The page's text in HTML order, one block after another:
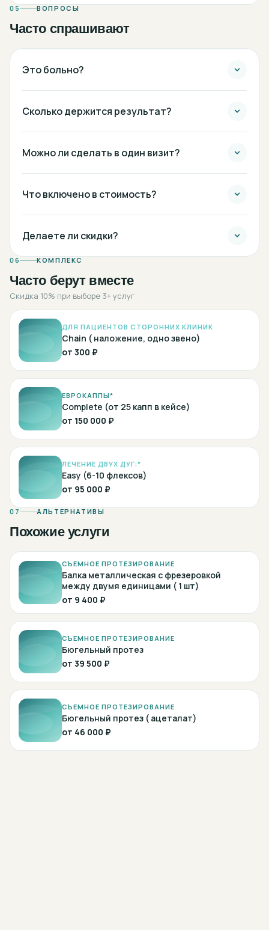
05 ВОПРОСЫ
Часто спрашивают
Это больно?
Сколько держится результат?
Можно ли сделать в один визит?
Что включено в стоимость?
Делаете ли скидки?
06 КОМПЛЕКС
Часто берут вместе
Скидка 10% при выборе 3+ услуг
ДЛЯ ПАЦИЕНТОВ СТОРОННИХ КЛИНИК
Chain ( наложение, одно звено)
от 300 ₽
ЕВРОКАППЫ*
Complete (от 25 капп в кейсе)
от 150 000 ₽
ЛЕЧЕНИЕ ДВУХ ДУГ:*
Easy (6-10 флексов)
от 95 000 ₽
07 АЛЬТЕРНАТИВЫ
Похожие услуги
СЪЕМНОЕ ПРОТЕЗИРОВАНИЕ
Балка металлическая с фрезеровкой
между двумя единицами ( 1 шт)
от 9 400 ₽
СЪЕМНОЕ ПРОТЕЗИРОВАНИЕ
Бюгельный протез
от 39 500 ₽
СЪЕМНОЕ ПРОТЕЗИРОВАНИЕ
Бюгельный протез ( ацеталат)
от 46 000 ₽